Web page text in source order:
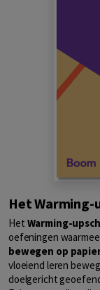
Het
Het Warming-
oefeningen
bewegen op
vloeiend leren
doelgericht